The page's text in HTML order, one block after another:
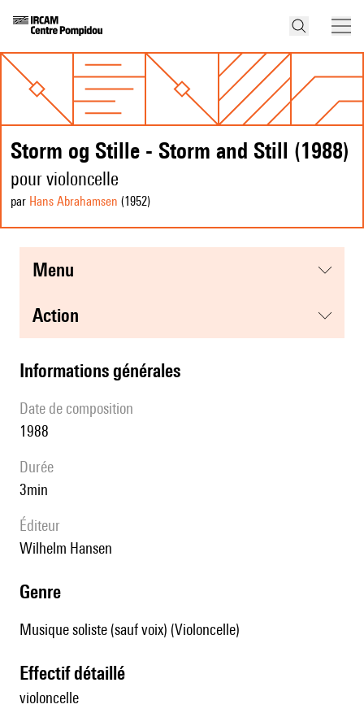
Storm og Stille - Storm and Still (1988)
pour violoncelle
par Hans Abrahamsen (1952)
menu
action
informations générales
date de composition
1988
durée
3min
éditeur
Wilhelm Hansen
genre
Musique soliste (sauf voix) (Violoncelle)
effectif détaillé
violoncelle